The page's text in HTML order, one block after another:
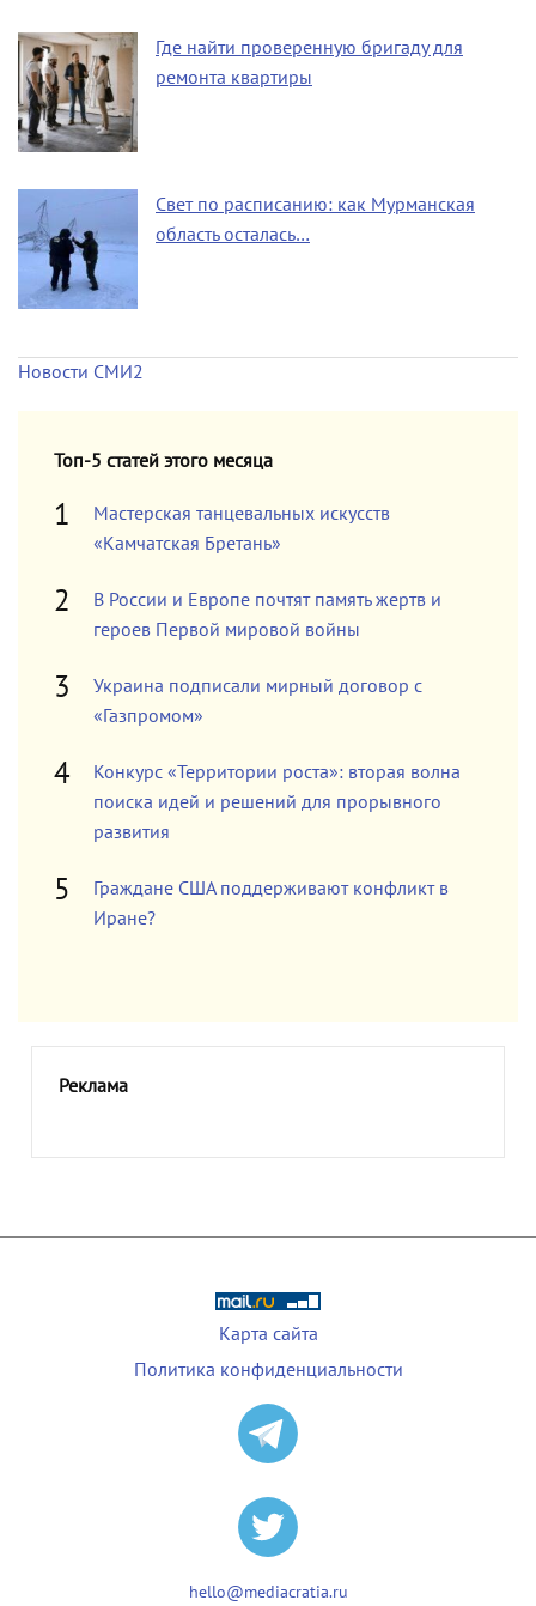
Где найти проверенную бригаду для
ремонта квартиры
Свет по расписанию: как Мурманская
область осталась…
Новости СМИ2
Топ-5 статей этого месяца
Мастерская танцевальных искусств
«Камчатская Бретань»
В России и Европе почтят память жертв и
героев Первой мировой войны
Украина подписали мирный договор с
«Газпромом»
Конкурс «Территории роста»: вторая волна
поиска идей и решений для прорывного
развития
Граждане США поддерживают конфликт в
Иране?
Реклама
Карта сайта
Политика конфиденциальности
hello@mediacratia.ru